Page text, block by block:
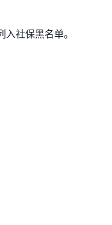
社保黑名单。